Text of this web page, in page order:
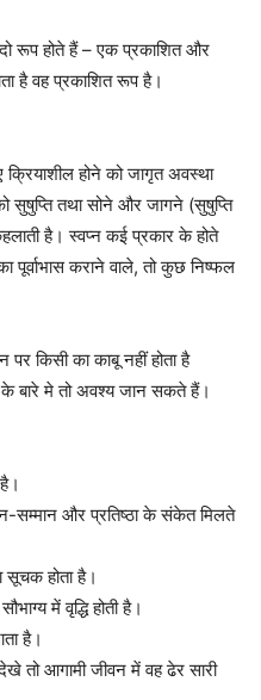
रूप होते हैं – एक प्रकाशित और
है वह प्रकाशित रूप है।
होने को जागृत अवस्था
सुषुप्ति तथा सोने और जागने (सुषुप्ति
है। स्वप्न कई प्रकार के होते
कराने वाले, तो कुछ निष्फल
किसी का काबू नहीं होता है
बारे मे तो अवश्य जान सकते हैं।
और प्रतिष्ठा के संकेत मिलते
सूचक होता है।
में वृद्धि होती है।
है।
तो आगामी जीवन में वह ढेर सारी